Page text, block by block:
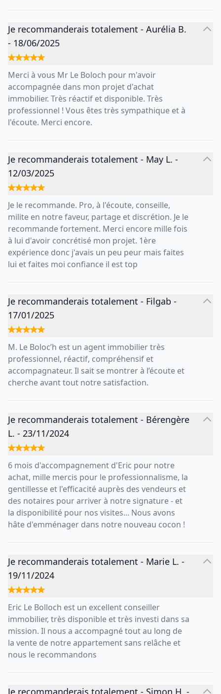
Je recommanderais totalement - Aurélia B.
- 18/06/2025
Merci à vous Mr Le Boloch pour m'avoir
accompagnée dans mon projet d'achat
immobilier. Très réactif et disponible. Très
professionnel ! Vous êtes très sympathique et à
l'écoute. Merci encore.
Je recommanderais totalement - May L. -
12/03/2025
Je le recommande. Pro, à l'écoute, conseille,
milite en notre faveur, partage et discrétion. Je le
recommande fortement. Merci encore mille fois
à lui d'avoir concrétisé mon projet. 1ère
expérience donc j'avais un peu peur mais faites
lui et faites moi confiance il est top
Je recommanderais totalement - Filgab -
17/01/2025
M. Le Boloc’h est un agent immobilier très
professionnel, réactif, compréhensif et
accompagnateur. Il sait se montrer à l’écoute et
cherche avant tout notre satisfaction.
Je recommanderais totalement - Bérengère
L. - 23/11/2024
6 mois d'accompagnement d'Eric pour notre
achat, mille mercis pour le professionnalisme, la
gentillesse et l'efficacité auprès des vendeurs et
des notaires pour arriver à notre signature - et
la disponibilité pour nos visites... Nous avons
hâte d'emménager dans notre nouveau cocon !
Je recommanderais totalement - Marie L. -
19/11/2024
Eric Le Bolloch est un excellent conseiller
immobilier, très disponible et très investi dans sa
mission. Il nous a accompagné tout au long de
la vente de notre appartement sans relâche et
nous le recommandons